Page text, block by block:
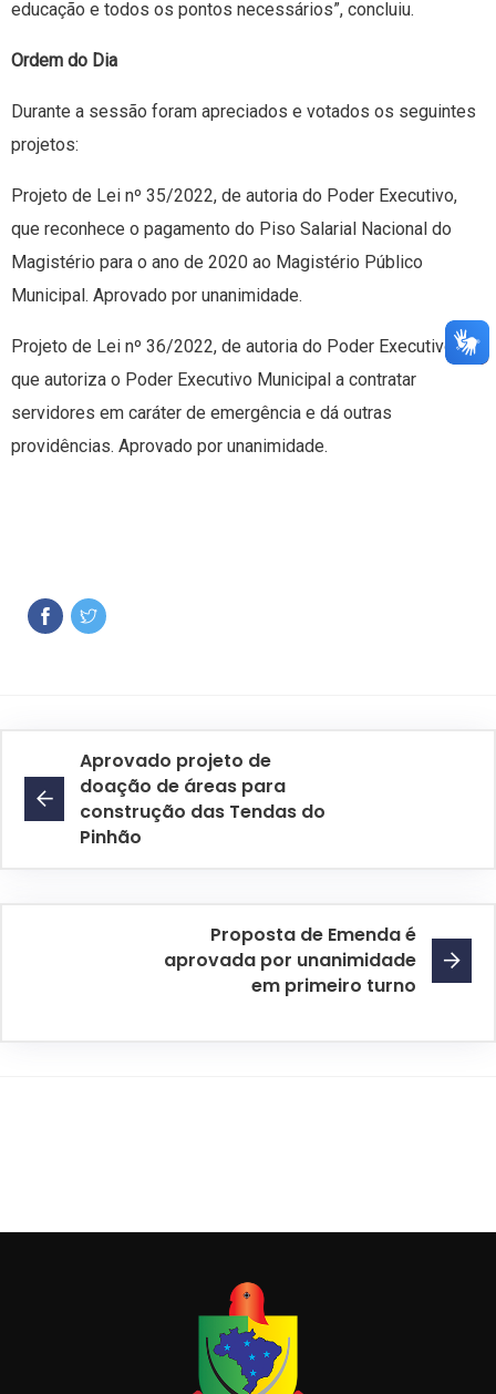
educação e todos os pontos necessários”, concluiu.
Ordem do Dia
Durante a sessão foram apreciados e votados os seguintes
projetos:
Projeto de Lei nº 35/2022, de autoria do Poder Executivo,
que reconhece o pagamento do Piso Salarial Nacional do
Magistério para o ano de 2020 ao Magistério Público
Municipal. Aprovado por unanimidade.
Projeto de Lei nº 36/2022, de autoria do Poder Executivo,
que autoriza o Poder Executivo Municipal a contratar
servidores em caráter de emergência e dá outras
providências. Aprovado por unanimidade.
Aprovado projeto de
doação de áreas para
construção das Tendas do
Pinhão
Proposta de Emenda é
aprovada por unanimidade
em primeiro turno